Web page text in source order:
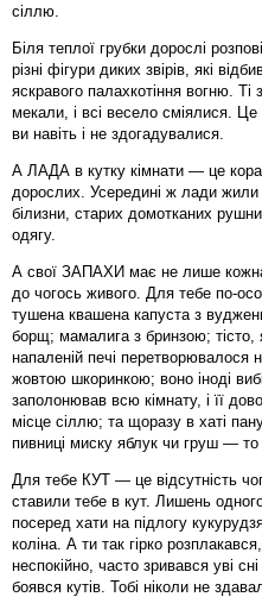
сіллю.
Біля теплої грубки дорослі
різні фігури диких звірів, які
яскравого палахкотіння вогню. Ті
мекали, і всі весело сміялися.
ви навіть і не здогадувалися.
А ЛАДА в кутку кімнати — це
дорослих. Усередині ж лади жили
білизни, старих домотканих
одягу.
А свої ЗАПАХИ має не лише
до чогось живого. Для тебе по-
тушена квашена капуста з
борщ; мамалига з бринзою; тісто,
напаленій печі перетворювалося
жовтою шкоринкою; воно іноді
заполонював всю кімнату, і її
місце сіллю; та щоразу в хаті
пивниці миску яблук чи груш — то
Для тебе КУТ — це відсутність
ставили тебе в кут. Лишень
посеред хати на підлогу
коліна. А ти так гірко
неспокійно, часто зривався уві
боявся кутів. Тобі ніколи не